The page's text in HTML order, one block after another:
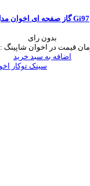
گاز صفحه ای اخوان مدل Gi97
بدون رای
قیمت در اخوان شاپینگ :
اضافه به سبد خرید